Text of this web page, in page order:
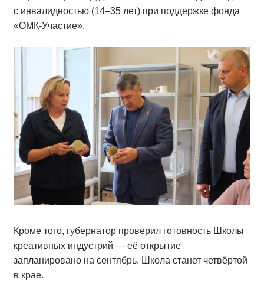
с инвалидностью (14–35 лет) при поддержке фонда
«ОМК-Участие».
Кроме того, губернатор проверил готовность Школы
креативных индустрий — её открытие
запланировано на сентябрь. Школа станет четвёртой
в крае.